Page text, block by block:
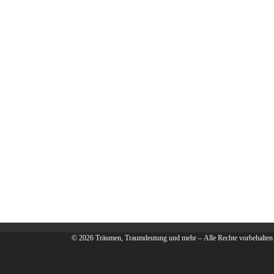
© 2026 Träumen, Traumdeutung und mehr – Alle Rechte vorbehalten